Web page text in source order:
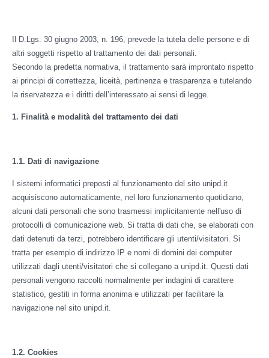
Il D.Lgs. 30 giugno 2003, n. 196, prevede la tutela delle persone e di
altri soggetti rispetto al trattamento dei dati personali.
Secondo la predetta normativa, il trattamento sarà improntato rispetto
ai principi di correttezza, liceità, pertinenza e trasparenza e tutelando
la riservatezza e i diritti dell’interessato ai sensi di legge.
1. Finalità e modalità del trattamento dei dati
1.1. Dati di navigazione
I sistemi informatici preposti al funzionamento del sito unipd.it
acquisiscono automaticamente, nel loro funzionamento quotidiano,
alcuni dati personali che sono trasmessi implicitamente nell'uso di
protocolli di comunicazione web. Si tratta di dati che, se elaborati con
dati detenuti da terzi, potrebbero identificare gli utenti/visitatori. Si
tratta per esempio di indirizzo IP e nomi di domini dei computer
utilizzati dagli utenti/visitatori che si collegano a unipd.it. Questi dati
personali vengono raccolti normalmente per indagini di carattere
statistico, gestiti in forma anonima e utilizzati per facilitare la
navigazione nel sito unipd.it.
1.2. Cookies